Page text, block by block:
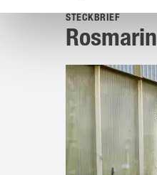
STECKBRIEF
Rosmarin